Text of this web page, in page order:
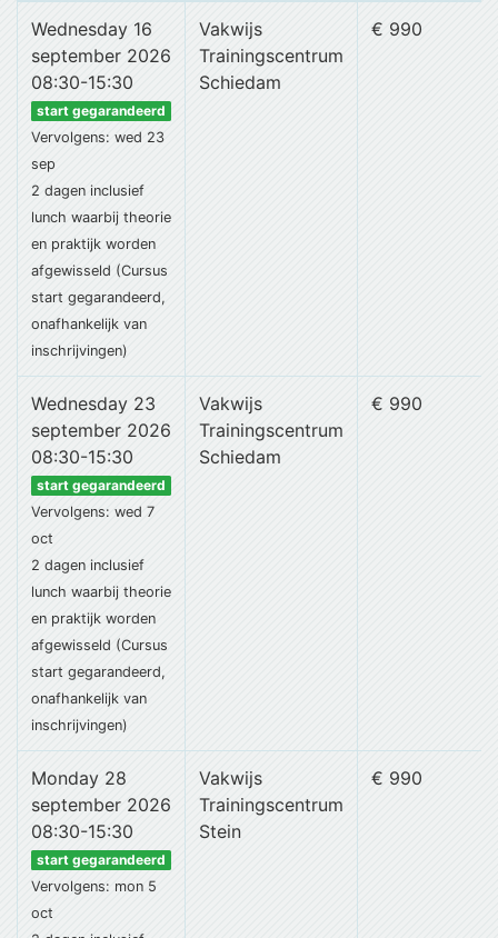
Wednesday 16
september 2026
08:30-15:30
start gegarandeerd
Vervolgens: wed 23
sep
2 dagen inclusief
lunch waarbij theorie
en praktijk worden
afgewisseld (Cursus
start gegarandeerd,
onafhankelijk van
inschrijvingen)
Vakwijs
Trainingscentrum
Schiedam
€ 990
Wednesday 23
september 2026
08:30-15:30
start gegarandeerd
Vervolgens: wed 7
oct
2 dagen inclusief
lunch waarbij theorie
en praktijk worden
afgewisseld (Cursus
start gegarandeerd,
onafhankelijk van
inschrijvingen)
Vakwijs
Trainingscentrum
Schiedam
€ 990
Monday 28
september 2026
08:30-15:30
start gegarandeerd
Vervolgens: mon 5
oct
Vakwijs
Trainingscentrum
Stein
€ 990